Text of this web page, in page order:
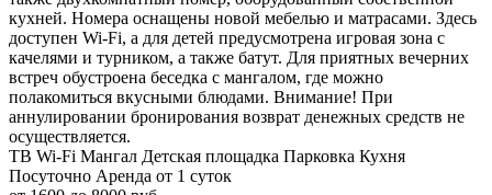
кухней. Номера оснащены новой мебелью и матрасами. Здесь
доступен Wi-Fi, а для детей предусмотрена игровая зона с
качелями и турником, а также батут. Для приятных вечерних
встреч обустроена беседка с мангалом, где можно
полакомиться вкусными блюдами. Внимание! При
аннулировании бронирования возврат денежных средств не
осуществляется.
ТВ Wi-Fi Мангал Детская площадка Парковка Кухня
Посуточно Аренда от 1 суток